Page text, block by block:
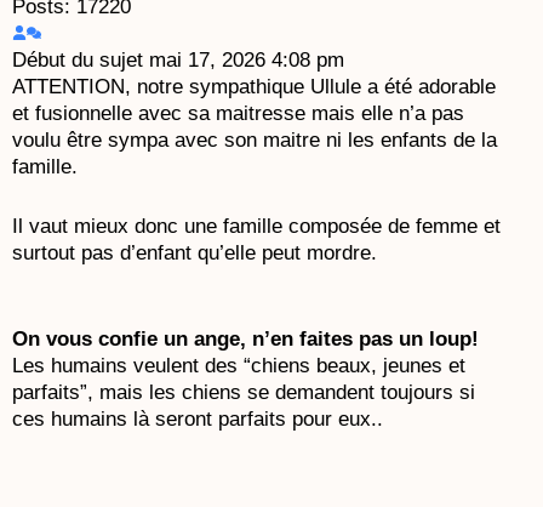
Posts: 17220
Début du sujet mai 17, 2026 4:08 pm
ATTENTION, notre sympathique Ullule a été adorable
et fusionnelle avec sa maitresse mais elle n’a pas
voulu être sympa avec son maitre ni les enfants de la
famille.
Il vaut mieux donc une famille composée de femme et
surtout pas d’enfant qu’elle peut mordre.
On vous confie un ange, n’en faites pas un loup!
Les humains veulent des “chiens beaux, jeunes et
parfaits”, mais les chiens se demandent toujours si
ces humains là seront parfaits pour eux..